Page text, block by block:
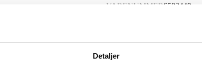
Detaljer
VARENUMMER6503440
Beskrivelse